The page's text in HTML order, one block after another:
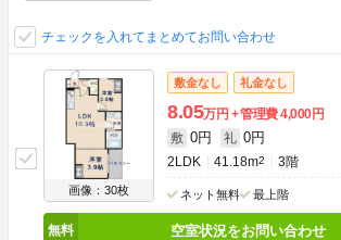
チェックを入れてまとめてお問い合わせ
画像：30枚
敷金なし 礼金なし
8.05万円 管理費4,000円
敷 0円 礼 0円
2LDK 41.18m2 3階
ネット無料 最上階
空室状況をお問い合わせ